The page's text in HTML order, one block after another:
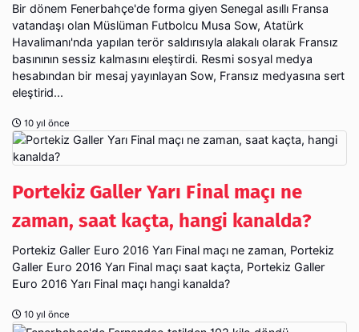
Bir dönem Fenerbahçe'de forma giyen Senegal asıllı Fransa
vatandaşı olan Müslüman Futbolcu Musa Sow, Atatürk
Havalimanı'nda yapılan terör saldırısıyla alakalı olarak Fransız
basınının sessiz kalmasını eleştirdi. Resmi sosyal medya
hesabından bir mesaj yayınlayan Sow, Fransız medyasına sert
eleştirid...
10 yıl önce
Portekiz Galler Yarı Final maçı ne
zaman, saat kaçta, hangi kanalda?
Portekiz Galler Euro 2016 Yarı Final maçı ne zaman, Portekiz
Galler Euro 2016 Yarı Final maçı saat kaçta, Portekiz Galler
Euro 2016 Yarı Final maçı hangi kanalda?
10 yıl önce